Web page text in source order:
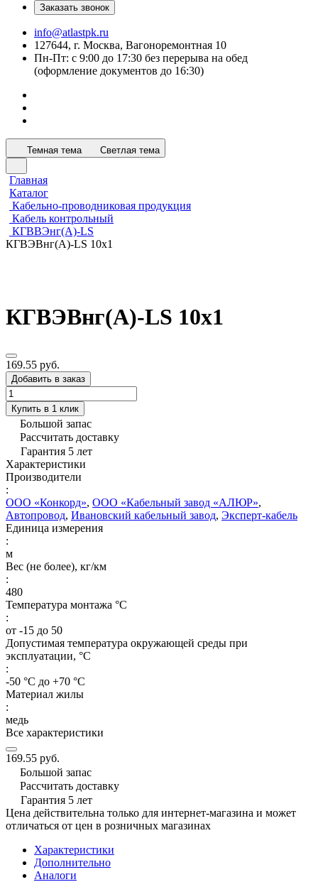
Заказать звонок
info@atlastpk.ru
127644, г. Москва, Вагоноремонтная 10
Пн-Пт: с 9:00 до 17:30 без перерыва на обед
(оформление документов до 16:30)
Темная тема Светлая тема
Главная
Каталог
Кабельно-проводниковая продукция
Кабель контрольный
КГВВЭнг(А)-LS
КГВЭВнг(А)-LS 10х1
КГВЭВнг(А)-LS 10х1
169.55 руб.
Добавить в заказ
Купить в 1 клик
Большой запас
Рассчитать доставку
Гарантия 5 лет
Характеристики
Производители
:
ООО «Конкорд», ООО «Кабельный завод «АЛЮР»,
Автопровод, Ивановский кабельный завод, Эксперт-кабель
Единица измерения
:
м
Вес (не более), кг/км
:
480
Температура монтажа °C
:
от -15 до 50
Допустимая температура окружающей среды при
эксплуатации, °C
:
-50 °С до +70 °С
Материал жилы
:
медь
Все характеристики
169.55 руб.
Большой запас
Рассчитать доставку
Гарантия 5 лет
Цена действительна только для интернет-магазина и может
отличаться от цен в розничных магазинах
Характеристики
Дополнительно
Аналоги